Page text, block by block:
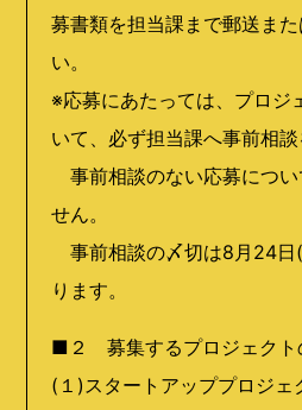
募書類を担当課まで郵送ま
い。
※応募にあたっては、プロジ
いて、必ず担当課へ事前相談
事前相談のない応募につい
せん。
事前相談の〆切は8月24日
ります。
■２ 募集するプロジェクト
(１)スタートアッププロジ